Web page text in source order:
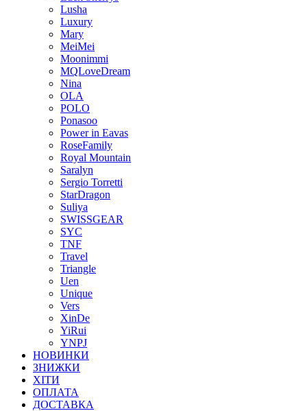
Lusha
Luxury
Mary
MeiMei
Moonimmi
MQLoveDream
Nina
OLA
POLO
Ponasoo
Power in Eavas
RoseFamily
Royal Mountain
Saralyn
Sergio Torretti
StarDragon
Suliya
SWISSGEAR
SYC
TNF
Travel
Triangle
Uen
Unique
Vers
XinDe
YiRui
YNPJ
НОВИНКИ
ЗНИЖКИ
ХІТИ
ОПЛАТА
ДОСТАВКА